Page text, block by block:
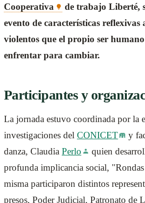
Cooperativa
de trabajo Liberté,
evento de características reflexivas
violentos que el propio ser
enfrentar para cambiar.
Participantes y
La jornada estuvo coordinada por la
investigaciones del CONICET
y
danza, Claudia Perlo
quien
profunda implicancia social,
misma participaron distintos
presos, Poder Judicial, Patronato de